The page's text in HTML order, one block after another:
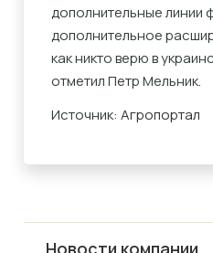
дополнительные линии
дополнительное
как никто верю в
отметил Петр Мельник.
Источник:Агропортал
Новости компании